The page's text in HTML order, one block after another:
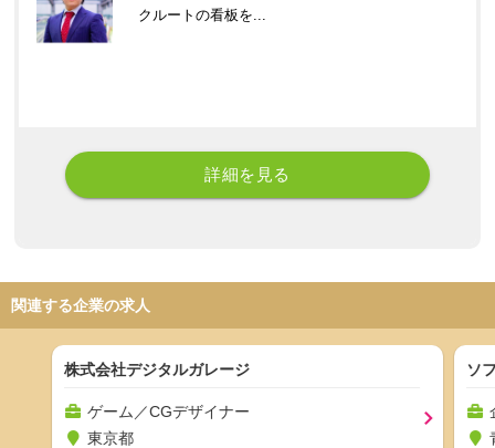
クルートの看板を...
詳細を見る
関連する企業の求人
株式会社デジタルガレージ
ゲーム／CGデザイナー
東京都
ソ